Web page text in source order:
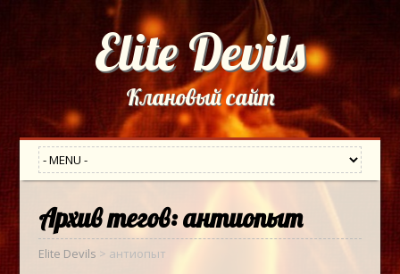
Elite Devils
Клановый сайт
Архив тегов:антиопыт
Elite Devils > антиопыт